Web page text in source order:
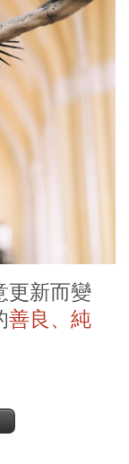
更新而變
善良、純